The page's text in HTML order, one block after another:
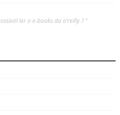
ler o e-books da o’reilly ? "